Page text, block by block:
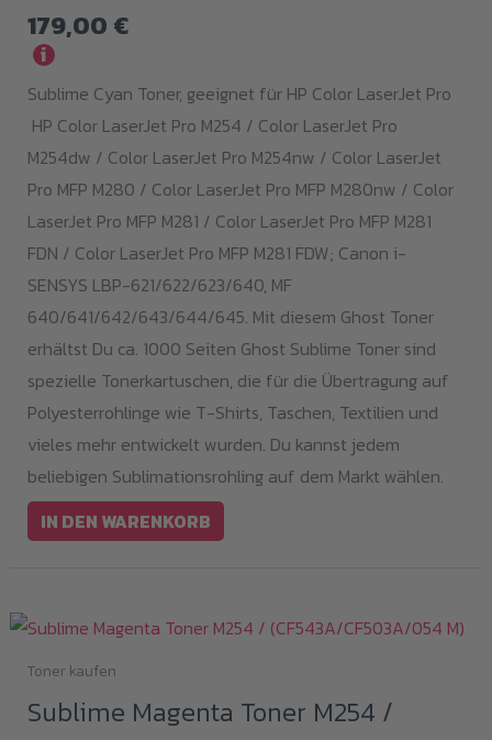
179,00 €
i
Sublime Cyan Toner, geeignet für HP Color LaserJet Pro
HP Color LaserJet Pro M254 / Color LaserJet Pro
M254dw / Color LaserJet Pro M254nw / Color LaserJet
Pro MFP M280 / Color LaserJet Pro MFP M280nw / Color
LaserJet Pro MFP M281 / Color LaserJet Pro MFP M281
FDN / Color LaserJet Pro MFP M281 FDW; Canon i-
SENSYS LBP-621/622/623/640, MF
640/641/642/643/644/645. Mit diesem Ghost Toner
erhältst Du ca. 1000 Seiten Ghost Sublime Toner sind
spezielle Tonerkartuschen, die für die Übertragung auf
Polyesterrohlinge wie T-Shirts, Taschen, Textilien und
vieles mehr entwickelt wurden. Du kannst jedem
beliebigen Sublimationsrohling auf dem Markt wählen.
IN DEN WARENKORB
Toner kaufen
Sublime Magenta Toner M254 /